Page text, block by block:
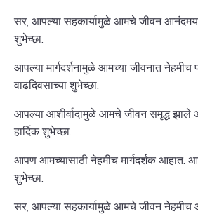
सर, आपल्या सहकार्यामुळे आमचे जीवन आनंदमय
शुभेच्छा.
आपल्या मार्गदर्शनामुळे आमच्या जीवनात
वाढदिवसाच्या शुभेच्छा.
आपल्या आशीर्वादामुळे आमचे जीवन समृद्ध झाले
हार्दिक शुभेच्छा.
आपण आमच्यासाठी नेहमीच मार्गदर्शक आहात.
शुभेच्छा.
सर, आपल्या सहकार्यामुळे आमचे जीवन नेहमीच